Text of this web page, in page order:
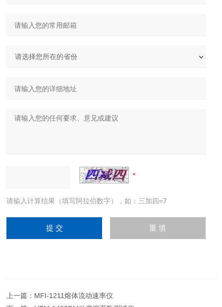
请输入计算结果（填写阿拉伯数字），如：三加四=7
上一篇： MFI-1211熔体流动速率仪